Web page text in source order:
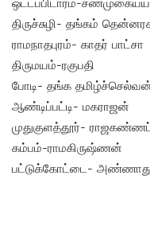
திருச்சுழி- தங்கம்
ராமநாதபுரம்- காதர் பாட்சா
திருமயம்-ரகுபதி
போடி- தங்க
ஆண்டிப்பட்டி- மகராஜன்
முதுகுளத்தூர்-
கம்பம்-ராமகிருஷ்ணன்
பட்டுக்கோட்டை-